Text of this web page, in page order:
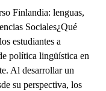
Finlandia: lenguas,
Sociales¿Qué
estudiantes a
política lingüística en
Al desarrollar un
su perspectiva, los